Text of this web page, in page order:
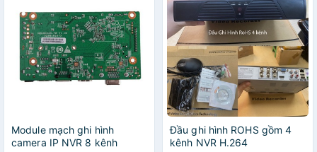
Module mạch ghi hình
camera IP NVR 8 kênh
Đầu ghi hình ROHS gồm 4
kênh NVR H.264